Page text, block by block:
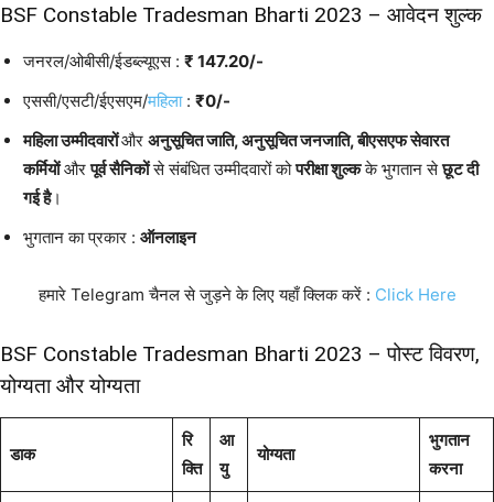
BSF Constable Tradesman Bharti 2023 – आवेदन शुल्क
जनरल/ओबीसी/ईडब्ल्यूएस : ₹ 147.20/-
एससी/एसटी/ईएसएम/महिला: ₹0/-
महिला उम्मीदवारोंऔर अनुसूचित जाति, अनुसूचित जनजाति, बीएसएफ सेवारत
कर्मियोंऔरपूर्व सैनिकोंसे संबंधित उम्मीदवारों कोपरीक्षा शुल्कके भुगतान सेछूट दी
गई है।
भुगतान का प्रकार : ऑनलाइन
हमारे Telegram चैनल से जुड़ने के लिए यहाँ क्लिक करें : Click Here
BSF Constable Tradesman Bharti 2023 – पोस्ट विवरण,
योग्यता और योग्यता
डाक
रि
क्ति
आ
यु
योग्यता
भुगतान
करना